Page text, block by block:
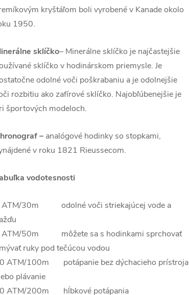
kryštáľom boli vyrobené v Kanade okolo
1950.
sklíčko– Minerálne sklíčko je najčastejšie
sklíčko v hodinárskom priemysle. Je
odolné voči poškrabaniu a je odolnejšie
rozbitiu ako zafírové sklíčko. Najobľúbenejšie je
športových modeloch.
– analógové hodinky so stopkami,
v roku 1821 Rieussecom.
vodotesnosti
ATM/30m odolné voči striekajúcej vode a
ATM/50m môžete sa s hodinkami sprchovať
ruky pod tečúcou vodou
ATM/100m potápanie bez dýchacieho prístroja
plávanie
ATM/200m hĺbkové potápania